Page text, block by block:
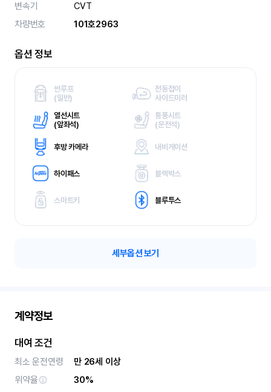
변속기
CVT
차량번호
101호2963
옵션 정보
썬루프
(일반)
전동접이
사이드미러
열선시트
(앞좌석)
통풍시트
(운전석)
후방 카메라 내비게이션
하이패스 블랙박스
스마트키 블루투스
세부옵션 보기
계약정보
대여 조건
최소 운전연령
만 26세 이상
위약율
30%